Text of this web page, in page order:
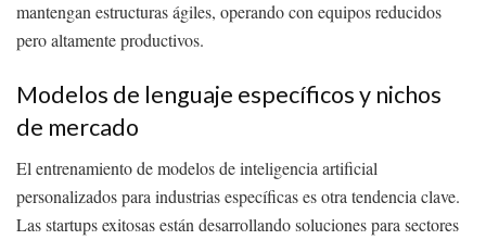
mantengan estructuras ágiles, operando con equipos reducidos
pero altamente productivos.
Modelos de lenguaje específicos y nichos
de mercado
El entrenamiento de modelos de inteligencia artificial
personalizados para industrias específicas es otra tendencia clave.
Las startups exitosas están desarrollando soluciones para sectores